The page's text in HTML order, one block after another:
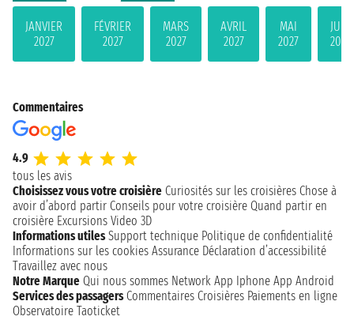
JANVIER
2027
FÉVRIER
2027
MARS
2027
AVRIL
2027
MAI
2027
JUIN
2027
Commentaires
4.9
tous les avis
Choisissez vous votre croisière Curiosités sur les croisières Chose à
avoir d’abord partir Conseils pour votre croisière Quand partir en
croisière Excursions Video 3D
Informations utiles Support technique Politique de confidentialité
Informations sur les cookies Assurance Déclaration d’accessibilité
Travaillez avec nous
Notre Marque Qui nous sommes Network App Iphone App Android
Services des passagers Commentaires Croisières Paiements en ligne
Observatoire Taoticket